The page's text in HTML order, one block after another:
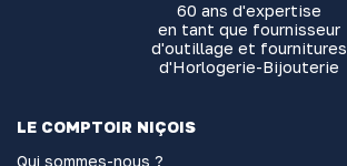
60 ans d'expertise
en tant que fournisseur
d'outillage et fournitures
d'Horlogerie-Bijouterie
LE COMPTOIR NIÇOIS
Qui sommes-nous ?